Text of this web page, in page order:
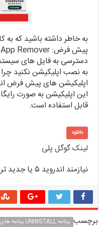
به خاطر داشته باشید که
دسترسی به فایل های
به نصب اپلیکیشن نکنید چرا
اپلیکیشن های پیش فرض
این اپلیکیشن به صورت
قابل استفاده است.
دانلود
لینک گوگل پلی
نیازمند اندروید ۵ یا جدید تر و
برچسب برنامه UNINSTALL برنامه های اضافی